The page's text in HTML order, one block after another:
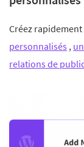
Créez rapidement
personnalisés ,
relations de